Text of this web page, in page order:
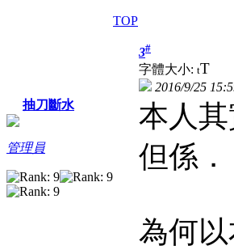
TOP
抽刀斷水
管理員
3#
字體大小: tT
2016/9/25
本人
但係．
為何